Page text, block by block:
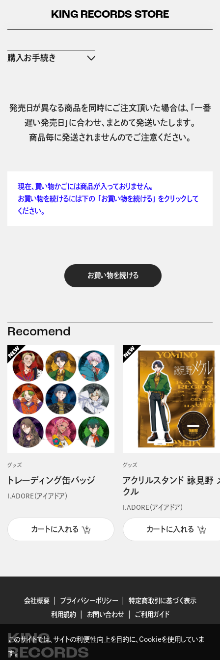
KING RECORDS STORE
購入お手続き
発売日が異なる商品を同時にご注文頂いた場合は、「一番
遅い発売日」に合わせ、まとめて発送いたします。
商品毎に発送されませんのでご注意ください。
現在、買い物かごには商品が入っておりません。
お買い物を続けるには下の 「お買い物を続ける」 をクリックして
ください。
お買い物を続ける
Recomend
グッズ
トレーディング缶バッジ
I.ADORE（アイアドア）
カートに入れる
グッズ
アクリルスタンド 詠見野
クル
I.ADORE（アイアドア）
カートに入れる
会社概要 プライバシーポリシー
特定商取引に基づく表示
利用規約
お問い合わせ ご利用ガイド
KING
RECORDS
このサイトでは、サイトの利便性向上を目的に、Cookieを使用していま
す。